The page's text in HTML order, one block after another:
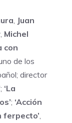
Juan
Michel
con
de los
director
; ‘La
; ‘Acción
ferpecto’